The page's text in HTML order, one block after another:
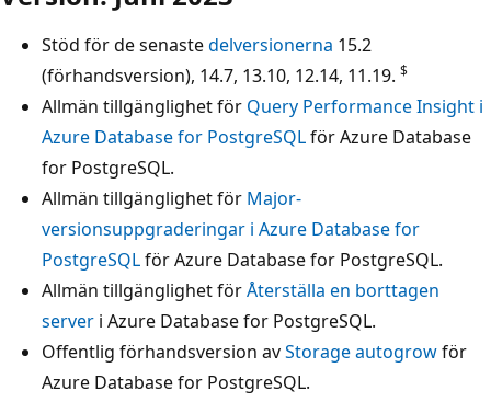
Stöd för de senastedelversionerna 15.2
(förhandsversion), 14.7, 13.10, 12.14, 11.19. $
Allmän tillgänglighet för Query Performance Insight i
Azure Database for PostgreSQLför Azure Database
for PostgreSQL.
Allmän tillgänglighet för Major-
versionsuppgraderingar i Azure Database for
PostgreSQLför Azure Database for PostgreSQL.
Allmän tillgänglighet förÅterställa en borttagen
server i Azure Database for PostgreSQL.
Offentlig förhandsversion avStorage autogrowför
Azure Database for PostgreSQL.